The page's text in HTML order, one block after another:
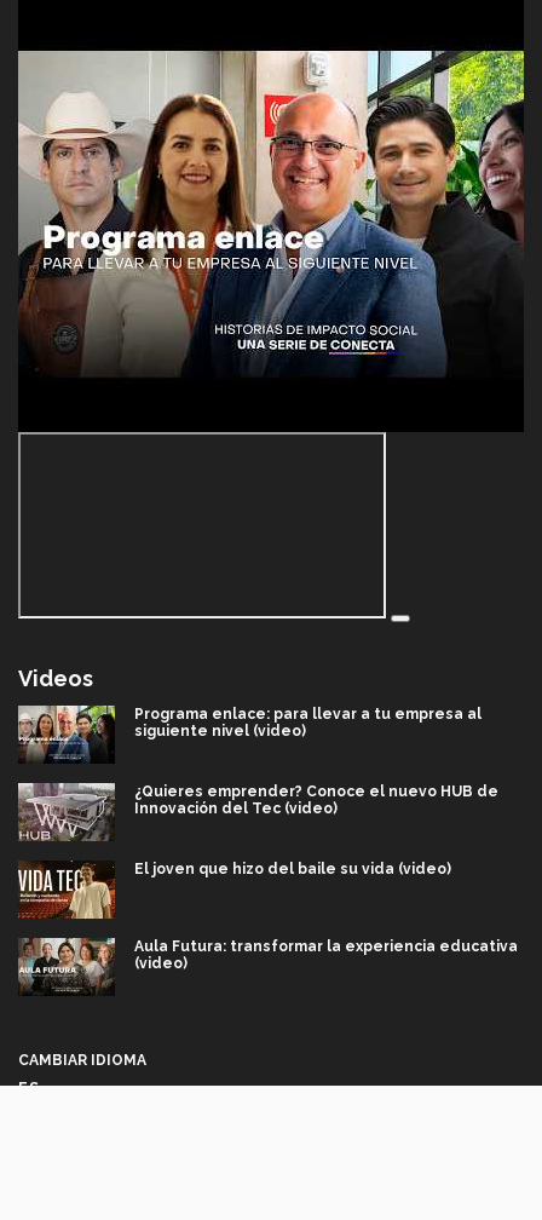
Videos
Programa enlace: para llevar a tu empresa al
siguiente nivel (video)
¿Quieres emprender? Conoce el nuevo HUB de
Innovación del Tec (video)
El joven que hizo del baile su vida (video)
Aula Futura: transformar la experiencia educativa
(video)
CAMBIAR IDIOMA
ES